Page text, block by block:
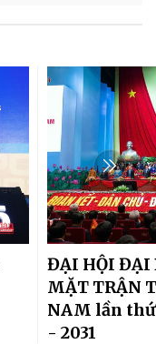
ĐẠI HỘI ĐẠI
MẶT TRẬN
NAM lần
- 2031